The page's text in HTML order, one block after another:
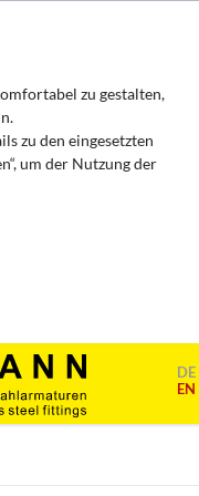
zu gestalten,
zu den eingesetzten
um der Nutzung der
Aktionen, wie etwa das
übernehmen.
mit Cookies und mit
Ihres Surf-
DE
EN